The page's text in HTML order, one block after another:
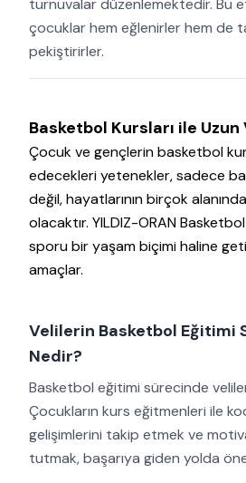
turnuvalar düzenlemektedir. Bu
çocuklar hem eğlenirler hem de
pekiştirirler.
Basketbol Kursları ile
Çocuk ve gençlerin basketbol
edecekleri yetenekler, sadece
değil, hayatlarının birçok
olacaktır. YILDIZ-ORAN
sporu bir yaşam biçimi haline
amaçlar.
Velilerin Basketbol Eğitimi
Nedir?
Basketbol eğitimi sürecinde
Çocukların kurs eğitmenleri ile
gelişimlerini takip etmek ve
tutmak, başarıya giden yolda